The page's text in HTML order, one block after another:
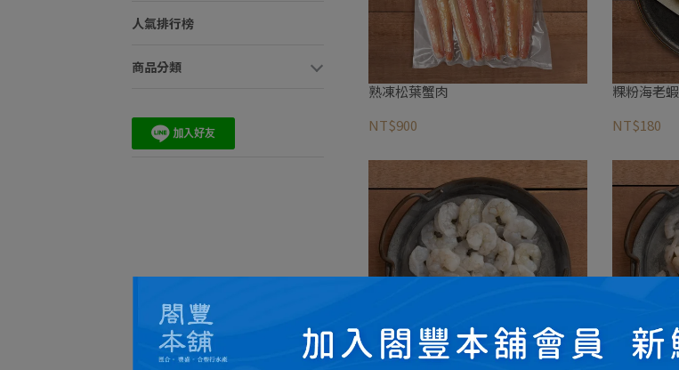
人氣排行榜
商品分類
熟凍松葉蟹肉
NT$900
粿粉海老蝦
NT$180